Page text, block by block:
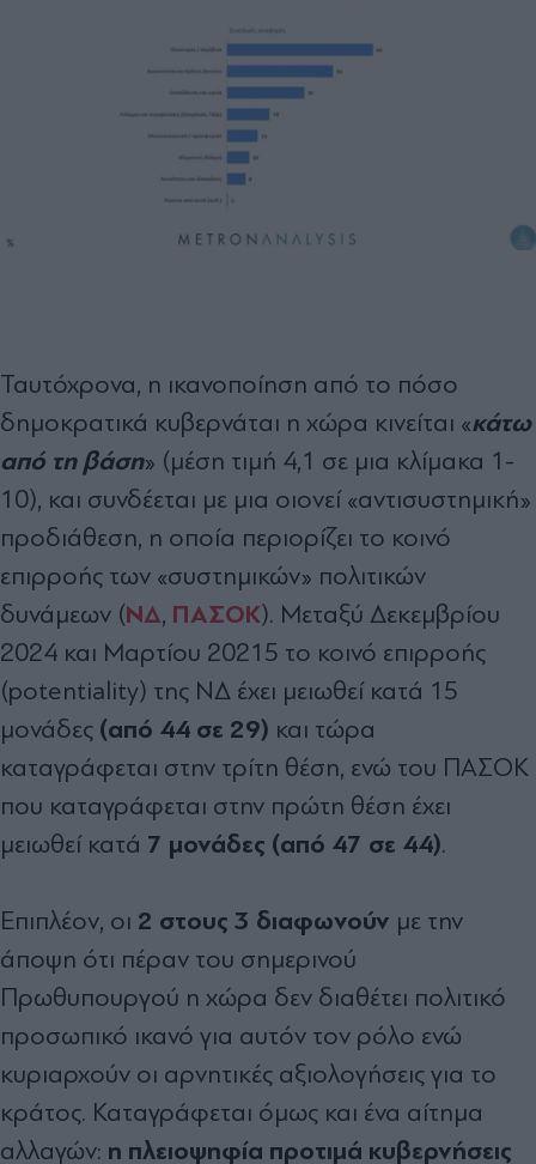
Ταυτόχρονα, η ικανοποίηση από το πόσο
δημοκρατικά κυβερνάται η χώρα κινείται «κάτω
από τη βάση» (μέση τιμή 4,1 σε μια κλίμακα 1-
10), και συνδέεται με μια οιονεί «αντισυστημική»
προδιάθεση, η οποία περιορίζει το κοινό
επιρροής των «συστημικών» πολιτικών
δυνάμεων (ΝΔ, ΠΑΣΟΚ). Μεταξύ Δεκεμβρίου
2024 και Μαρτίου 20215 το κοινό επιρροής
(potentiality) της ΝΔ έχει μειωθεί κατά 15
μονάδες (από 44 σε 29) και τώρα
καταγράφεται στην τρίτη θέση, ενώ του ΠΑΣΟΚ
που καταγράφεται στην πρώτη θέση έχει
μειωθεί κατά 7 μονάδες (από 47 σε 44).
Επιπλέον, οι 2 στους 3 διαφωνούν με την
άποψη ότι πέραν του σημερινού
Πρωθυπουργού η χώρα δεν διαθέτει πολιτικό
προσωπικό ικανό για αυτόν τον ρόλο ενώ
κυριαρχούν οι αρνητικές αξιολογήσεις για το
κράτος. Καταγράφεται όμως και ένα αίτημα
αλλαγών: η πλειοψηφία προτιμά κυβερνήσεις